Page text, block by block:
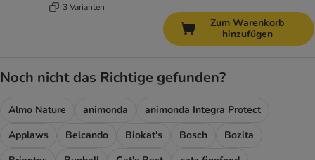
3 Varianten
Zum Warenkorb
hinzufügen
Noch nicht das Richtige gefunden?
Almo Nature animonda
animonda Integra Protect
Applaws
Belcando Biokat's Bosch
Bozita